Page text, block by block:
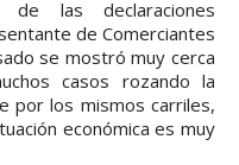
de las declaraciones
de Comerciantes
se mostró muy cerca
casos rozando la
por los mismos carriles,
económica es muy